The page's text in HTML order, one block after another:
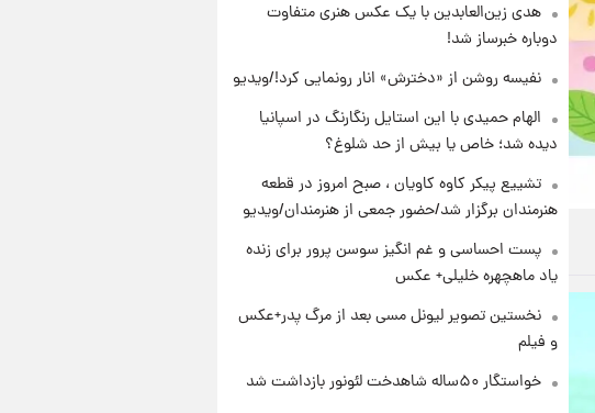
هدی زین‌العابدین با یک عکس هنری متفاوت
دوباره خبرساز شد!
نفیسه روشن از «دخترش» انار رونمایی کرد!/ویدیو
الهام حمیدی با این استایل رنگارنگ در اسپانیا
دیده شد؛ خاص یا بیش از حد شلوغ؟
تشییع پیکر کاوه کاویان ، صبح امروز در قطعه
هنرمندان برگزار شد/حضور جمعی از هنرمندان/ویدیو
پست احساسی و غم انگیز سوسن پرور برای زنده
یاد ماهچهره خلیلی+ عکس
نخستین تصویر لیونل مسی بعد از مرگ پدر+عکس
و فیلم
خواستگار ۵۰ساله شاهدخت لئونور بازداشت شد